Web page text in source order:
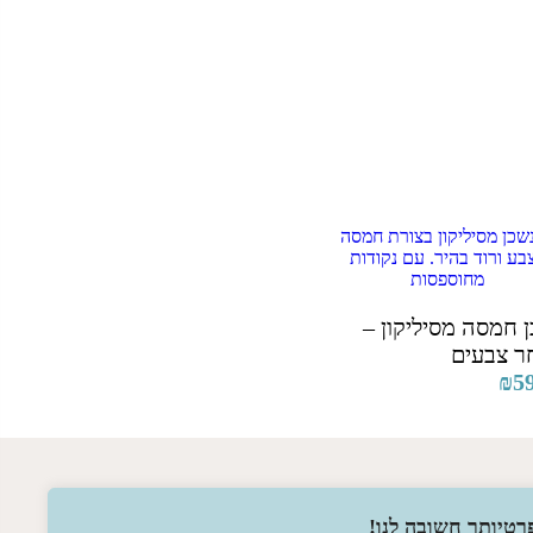
חשובה לנו!
חמסה מסיליקון –
צבעים
₪